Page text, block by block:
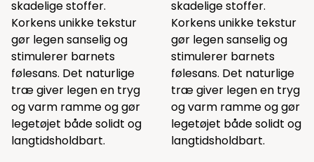
skadelige stoffer.
Korkens unikke tekstur
gør legen sanselig og
stimulerer barnets
følesans. Det naturlige
træ giver legen en tryg
og varm ramme og gør
legetøjet både solidt og
langtidsholdbart.
skadelige stoffer.
Korkens unikke tekstur
gør legen sanselig og
stimulerer barnets
følesans. Det naturlige
træ giver legen en tryg
og varm ramme og gør
legetøjet både solidt og
langtidsholdbart.